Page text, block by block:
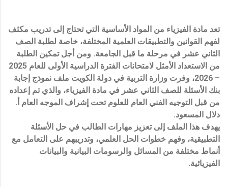
تعد مادة الفيزياء من المواد الأساسية التي تحتاج إلى تدريب مكثف
لفهم القوانين والتطبيقات العلمية المختلفة، خاصة لطلبة الصف
الثاني عشر في مرحلة ما قبل الجامعة. ومن أجل تمكين الطلبة
من الاستعداد الأمثل لامتحانات الفترة الدراسية الأولى للعام 2025
– 2026، وفرت وزارة التربية في دولة الكويت ملف نموذج إجابة
بنك الأسئلة للصف الثاني عشر في مادة الفيزياء، والذي تم إعداده
من قبل التوجيه الفني العام للعلوم تحت إشراف الموجه العام أ.
دلال المسعود.
يهدف هذا الملف إلى تعزيز مهارات الطالب في حل الأسئلة
التطبيقية، وفهم خطوات الحل العلمي، وتدريبهم على التعامل مع
أنماط مختلفة من المسائل والرسومات البيانية والبيانات
الفيزيائية.